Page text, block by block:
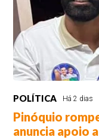
POLÍTICA Há 2 dias
Pinóquio
anuncia apoio